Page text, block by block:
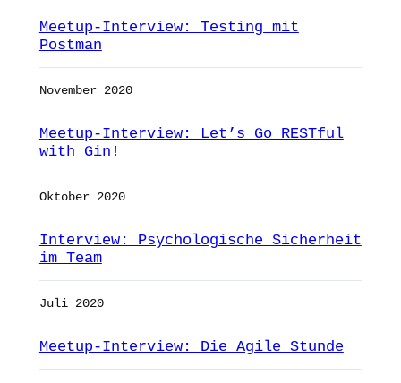
Meetup-Interview: Testing mit
Postman
November 2020
Meetup-Interview: Let’s Go RESTful
with Gin!
Oktober 2020
Interview: Psychologische Sicherheit
im Team
Juli 2020
Meetup-Interview: Die Agile Stunde